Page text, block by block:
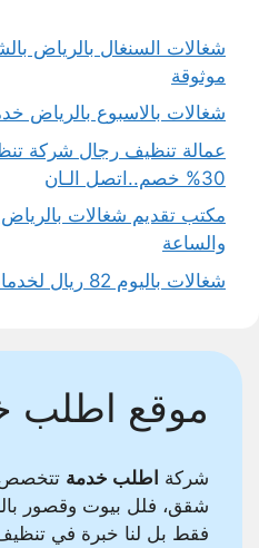
شغالات السنغال بالرياض
موثوقة
شغالات بالاسبوع بالرياض خدمة
عمالة تنظيف رجال شركة
30% خصم..اتصل الـان
مكتب تقديم شغالات
والساعة
شغالات باليوم 82 ريال لخدمات منزلية احترافية
موقع اطلب
شركة اطلب خدمة تتخصص
شقق، فلل بيوت وقصور
فقط بل لنا خبرة في